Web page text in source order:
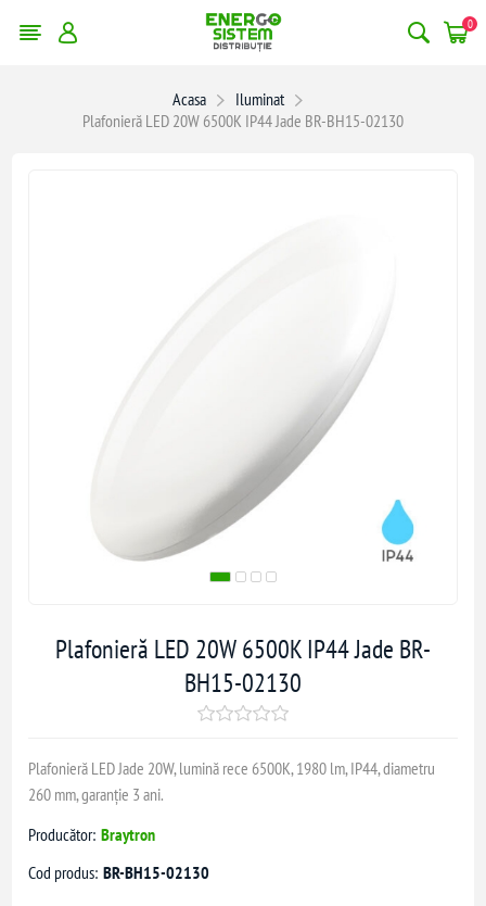
0
Acasa
Iluminat
Plafonieră LED 20W 6500K IP44 Jade BR-BH15-02130
Plafonieră LED 20W 6500K IP44 Jade BR-
BH15-02130
Plafonieră LED Jade 20W, lumină rece 6500K, 1980 lm, IP44, diametru
260 mm, garanție 3 ani.
Producător: Braytron
Cod produs: BR-BH15-02130